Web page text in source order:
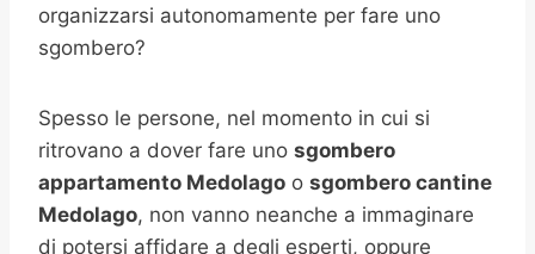
organizzarsi autonomamente per fare uno
sgombero?
Spesso le persone, nel momento in cui si
ritrovano a dover fare uno sgombero
appartamento Medolago o sgombero cantine
Medolago, non vanno neanche a immaginare
di potersi affidare a degli esperti, oppure